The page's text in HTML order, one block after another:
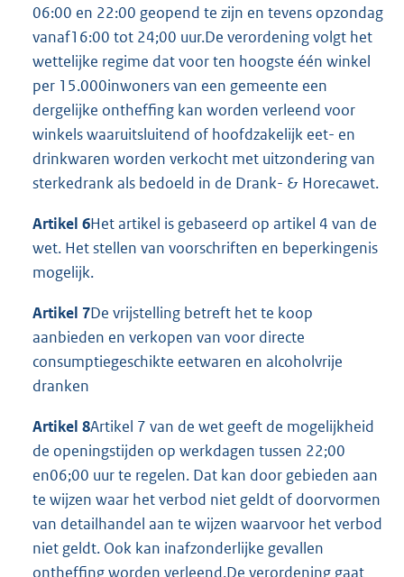
06:00 en 22:00 geopend te zijn en tevens opzondag
vanaf16:00 tot 24;00 uur.De verordening volgt het
wettelijke regime dat voor ten hoogste één winkel
per 15.000inwoners van een gemeente een
dergelijke ontheffing kan worden verleend voor
winkels waaruitsluitend of hoofdzakelijk eet- en
drinkwaren worden verkocht met uitzondering van
sterkedrank als bedoeld in de Drank- & Horecawet.
Artikel 6Het artikel is gebaseerd op artikel 4 van de
wet. Het stellen van voorschriften en beperkingenis
mogelijk.
Artikel 7De vrijstelling betreft het te koop
aanbieden en verkopen van voor directe
consumptiegeschikte eetwaren en alcoholvrije
dranken
Artikel 8Artikel 7 van de wet geeft de mogelijkheid
de openingstijden op werkdagen tussen 22;00
en06;00 uur te regelen. Dat kan door gebieden aan
te wijzen waar het verbod niet geldt of doorvormen
van detailhandel aan te wijzen waarvoor het verbod
niet geldt. Ook kan inafzonderlijke gevallen
ontheffing worden verleend.De verordening gaat